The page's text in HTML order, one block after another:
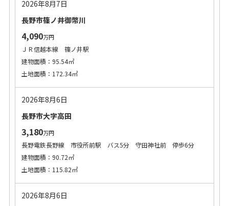
2026年8月7日
長野市篠ノ井御幣川
4,090万円
ＪＲ信越本線 篠ノ井駅
建物面積：95.54㎡
土地面積：172.34㎡
2026年8月6日
長野市大字高田
3,180万円
長野電鉄長野線 市役所前駅 バス5分 守田神社前 停歩6分
建物面積：90.72㎡
土地面積：115.82㎡
2026年8月6日